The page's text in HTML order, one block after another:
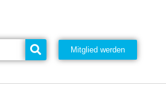
Mitglied werden